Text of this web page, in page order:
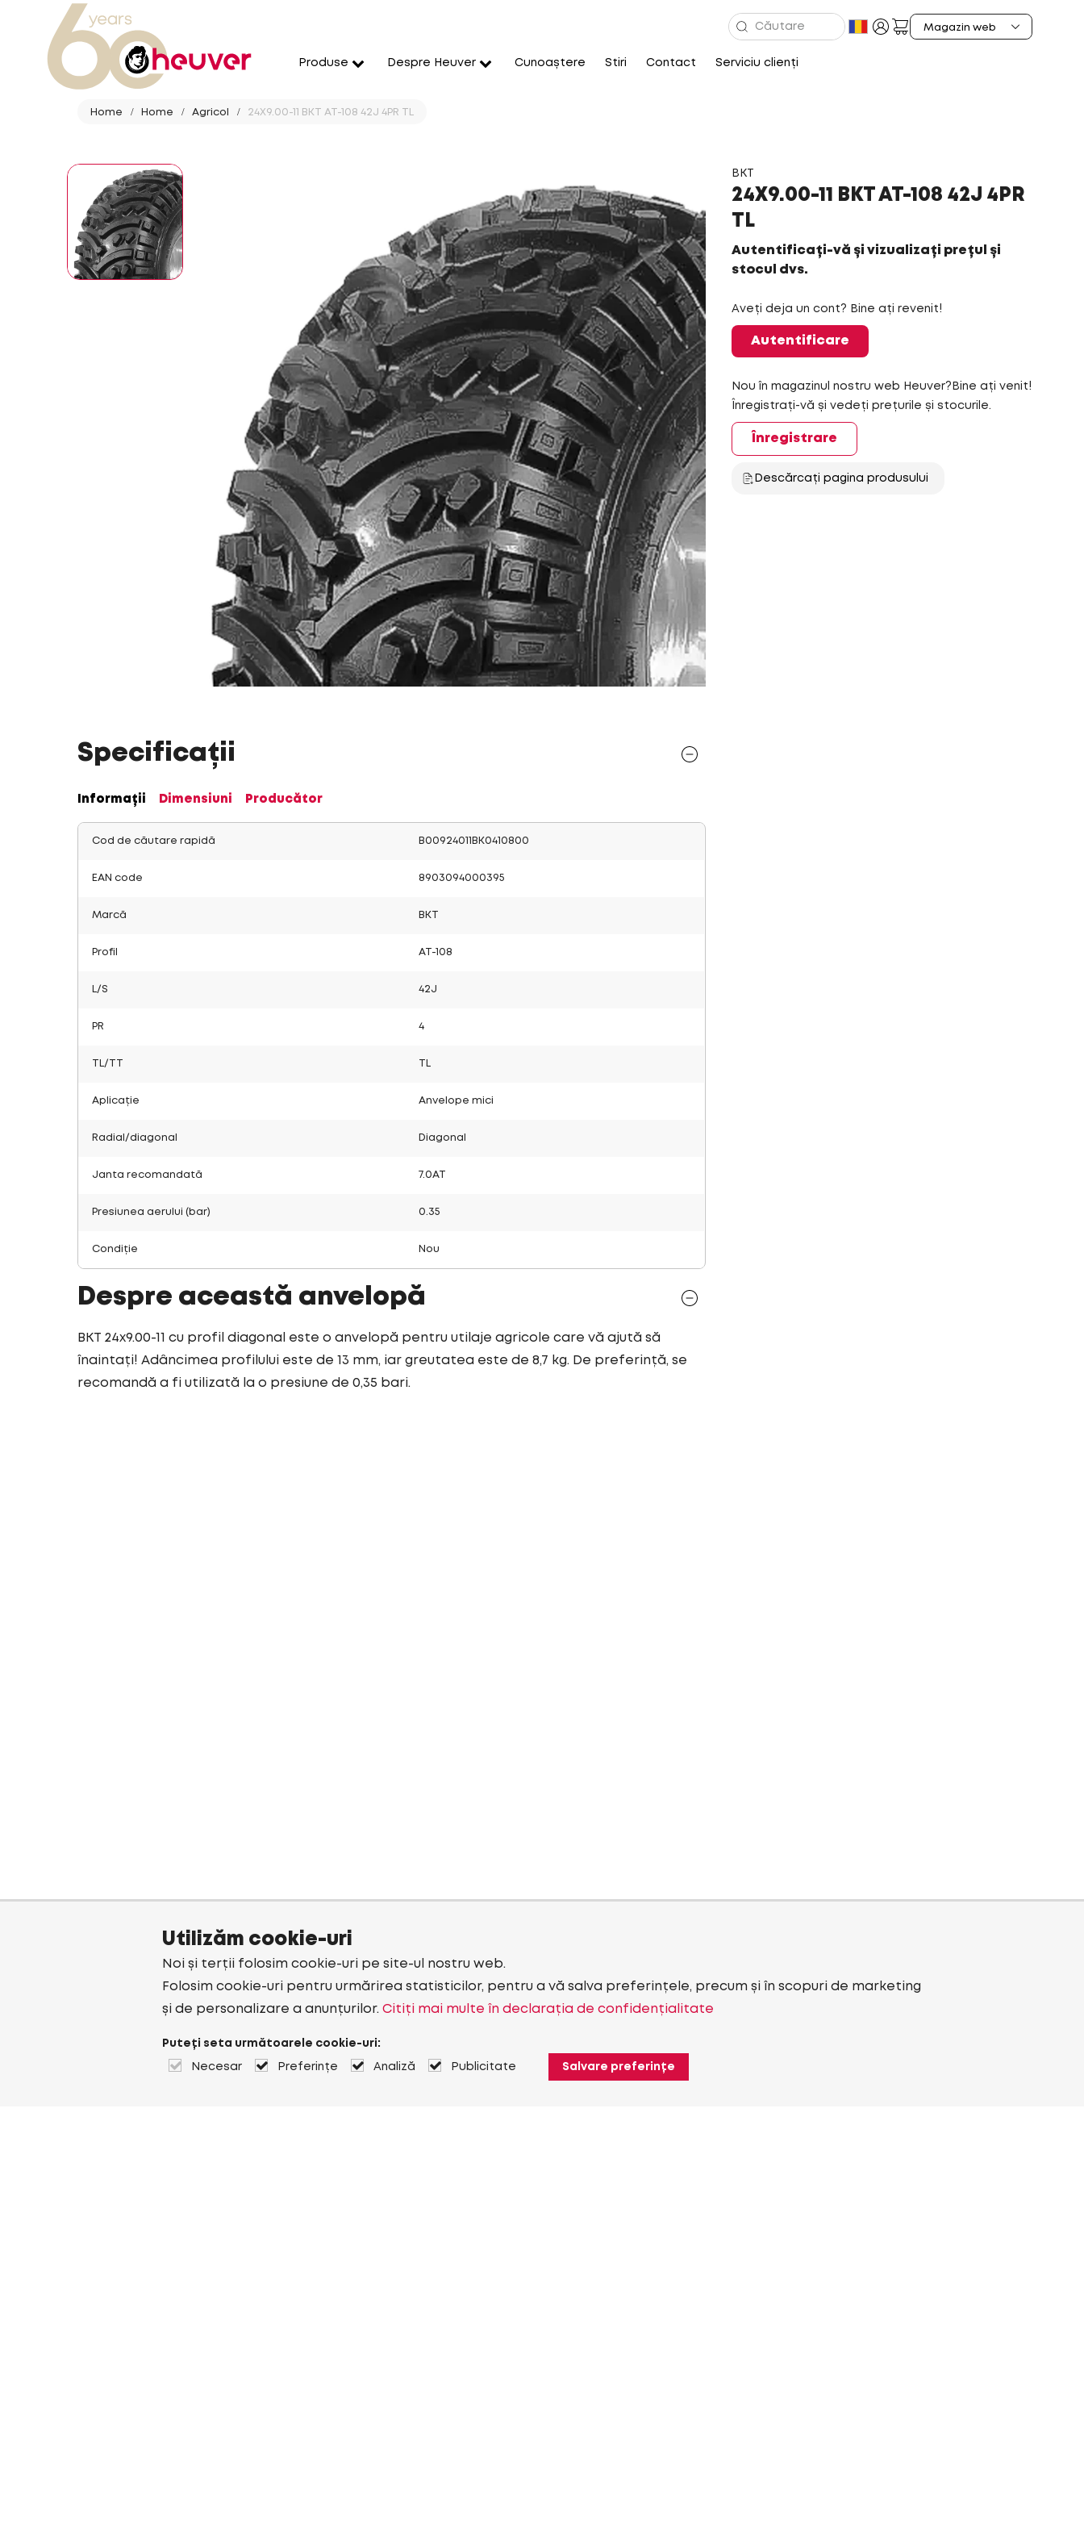
Produse Despre Heuver Cunoaștere Stiri Contact Serviciu clienți
Home Home Agricol 24X9.00-11 BKT AT-108 42J 4PR TL
BKT
24X9.00-11 BKT AT-108 42J 4PR
TL
Autentificați-vă și vizualizați prețul și
stocul dvs.
Aveți deja un cont? Bine ați revenit!
Autentificare
Nou în magazinul nostru web Heuver?Bine ați venit!
Înregistrați-vă și vedeți prețurile și stocurile.
Înregistrare
Descărcați pagina produsului
Specificații
Informații Dimensiuni Producător
Cod de căutare rapidă B00924011BK0410800
EAN code 8903094000395
Marcă BKT
Profil AT-108
L/S 42J
PR 4
TL/TT
Aplicație Anvelope mici
Radial/diagonal Diagonal
Janta recomandată 7.0AT
Presiunea aerului (bar) 0.35
Condiție Nou
Despre această anvelopă
BKT 24x9.00-11 cu profil diagonal este o anvelopă pentru utilaje agricole care vă ajută să
înaintați! Adâncimea profilului este de 13 mm, iar greutatea este de 8,7 kg. De preferință, se
recomandă a fi utilizată la o presiune de 0,35 bari.
Utilizăm cookie-uri
Noi și terții folosim cookie-uri pe site-ul nostru web.
Folosim cookie-uri pentru urmărirea statisticilor, pentru a vă salva preferințele, precum și în scopuri de marketing
și de personalizare a anunțurilor. Citiți mai multe în declarația de confidențialitate
Puteți seta următoarele cookie-uri:
Necesar Preferințe Analiză Publicitate Salvare preferințe